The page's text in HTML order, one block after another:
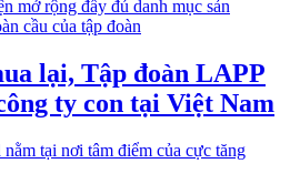
lại, Tập đoàn LAPP
ty con tại Việt Nam